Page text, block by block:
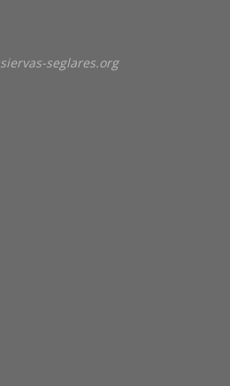
seglares.org